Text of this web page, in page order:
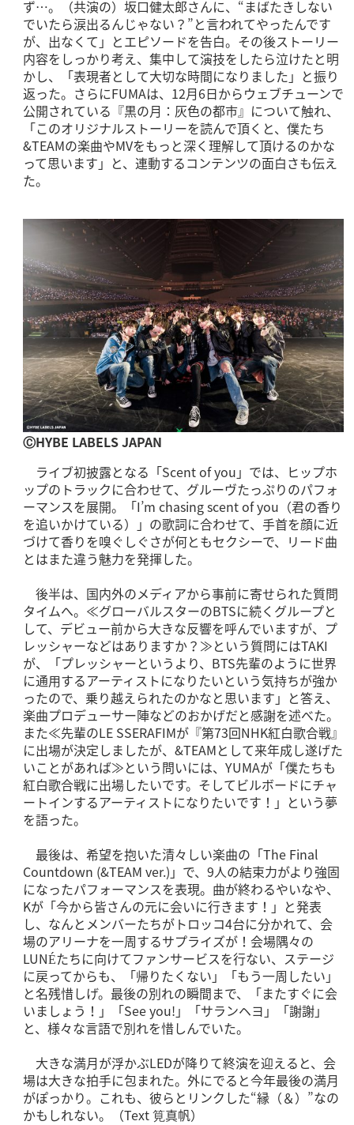
ず…。（共演の）坂口健太郎さんに、“まばたきしない
でいたら涙出るんじゃない？”と言われてやったんです
が、出なくて」とエピソードを告白。その後ストーリー
内容をしっかり考え、集中して演技をしたら泣けたと明
かし、「表現者として大切な時間になりました」と振り
返った。さらにFUMAは、12月6日からウェブチューンで
公開されている『黒の月：灰色の都市』について触れ、
「このオリジナルストーリーを読んで頂くと、僕たち
&TEAMの楽曲やMVをもっと深く理解して頂けるのかな
って思います」と、連動するコンテンツの面白さも伝え
た。
ⒸHYBE LABELS JAPAN
ライブ初披露となる「Scent of you」では、ヒップホ
ップのトラックに合わせて、グルーヴたっぷりのパフォ
ーマンスを展開。「I’m chasing scent of you（君の香り
を追いかけている）」の歌詞に合わせて、手首を顔に近
づけて香りを嗅ぐしぐさが何ともセクシーで、リード曲
とはまた違う魅力を発揮した。
後半は、国内外のメディアから事前に寄せられた質問
タイムへ。≪グローバルスターのBTSに続くグループと
して、デビュー前から大きな反響を呼んでいますが、プ
レッシャーなどはありますか？≫という質問にはTAKI
が、「プレッシャーというより、BTS先輩のように世界
に通用するアーティストになりたいという気持ちが強か
ったので、乗り越えられたのかなと思います」と答え、
楽曲プロデューサー陣などのおかげだと感謝を述べた。
また≪先輩のLE SSERAFIMが『第73回NHK紅白歌合戦』
に出場が決定しましたが、&TEAMとして来年成し遂げた
いことがあれば≫という問いには、YUMAが「僕たちも
紅白歌合戦に出場したいです。そしてビルボードにチャ
ートインするアーティストになりたいです！」という夢
を語った。
最後は、希望を抱いた清々しい楽曲の「The Final
Countdown (&TEAM ver.)」で、9人の結束力がより強固
になったパフォーマンスを表現。曲が終わるやいなや、
Kが「今から皆さんの元に会いに行きます！」と発表
し、なんとメンバーたちがトロッコ4台に分かれて、会
場のアリーナを一周するサプライズが！会場隅々の
LUNÉたちに向けてファンサービスを行ない、ステージ
に戻ってからも、「帰りたくない」「もう一周したい」
と名残惜しげ。最後の別れの瞬間まで、「またすぐに会
いましょう！」「See you!」「サランヘヨ」「謝謝」
と、様々な言語で別れを惜しんでいた。
大きな満月が浮かぶLEDが降りて終演を迎えると、会
場は大きな拍手に包まれた。外にでると今年最後の満月
がぽっかり。これも、彼らとリンクした“縁（＆）”なの
かもしれない。（Text 筧真帆）